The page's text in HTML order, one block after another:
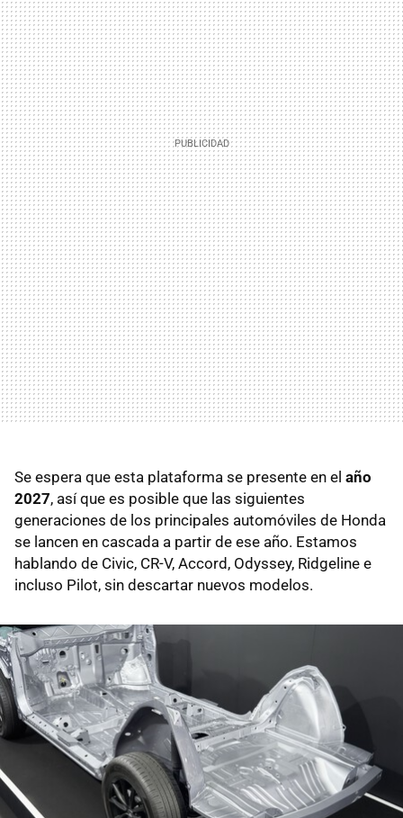
Se espera que esta plataforma se presente en el año
2027, así que es posible que las siguientes
generaciones de los principales automóviles de Honda
se lancen en cascada a partir de ese año. Estamos
hablando de Civic, CR-V, Accord, Odyssey, Ridgeline e
incluso Pilot, sin descartar nuevos modelos.